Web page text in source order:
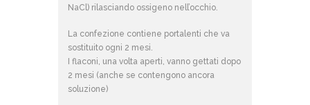
NaCl) rilasciando ossigeno nell’occhio.
La confezione contiene portalenti che va
sostituito ogni 2 mesi.
I flaconi, una volta aperti, vanno gettati dopo
2 mesi (anche se contengono ancora
soluzione)